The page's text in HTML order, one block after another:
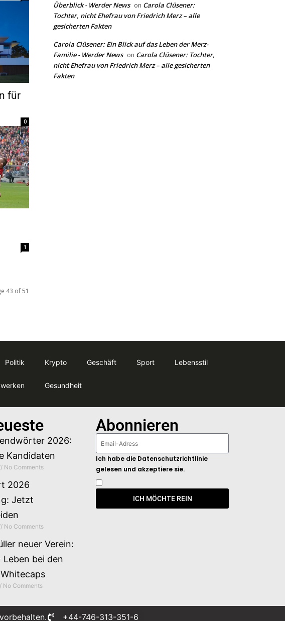
für
0
1
43 of 51
Überblick - Werder News on Carola Clüsener:
Tochter, nicht Ehefrau von Friedrich Merz – alle
gesicherten Fakten
Carola Clüsener: Ein Blick auf das Leben der Merz-
Familie - Werder News on Carola Clüsener: Tochter,
nicht Ehefrau von Friedrich Merz – alle gesicherten
Fakten
Politik Krypto Geschäft Sport Lebensstil
Gesundheit
2026:
Kandidaten
No Comments
2026
Jetzt
No Comments
neuer Verein:
Leben bei den
No Comments
Abonnieren
Ich habe die Datenschutzrichtlinie
gelesen und akzeptiere sie.
ICH MÖCHTE REIN
+44-746-313-351-6